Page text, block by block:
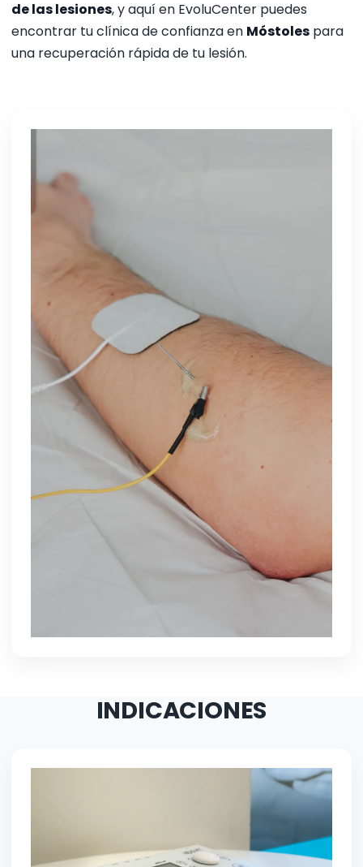
de las lesiones, y aquí en EvoluCenter puedes
encontrar tu clínica de confianza en Móstoles para
una recuperación rápida de tu lesión.
INDICACIONES